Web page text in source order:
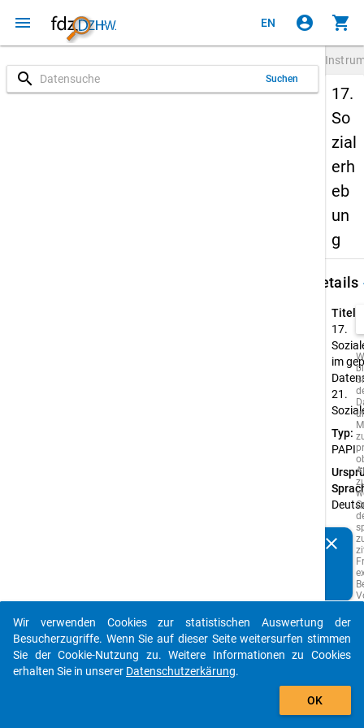
menu EN account_circle shopping_cart
search Suchen
17.
So
zial
erh
eb
un
g
Details
Titel:
17.
im
21.
Typ:
PAPI
clear
auto_stories
add_shopping_cart
Wir verwenden Cookies zur statistischen Auswertung der
Besucherzugriffe. Wenn Sie auf dieser Seite weitersurfen stimmen
Sie der Cookie-Nutzung zu. Weitere Informationen zu Cookies
erhalten Sie in unserer Datenschutzerkärung.
OK